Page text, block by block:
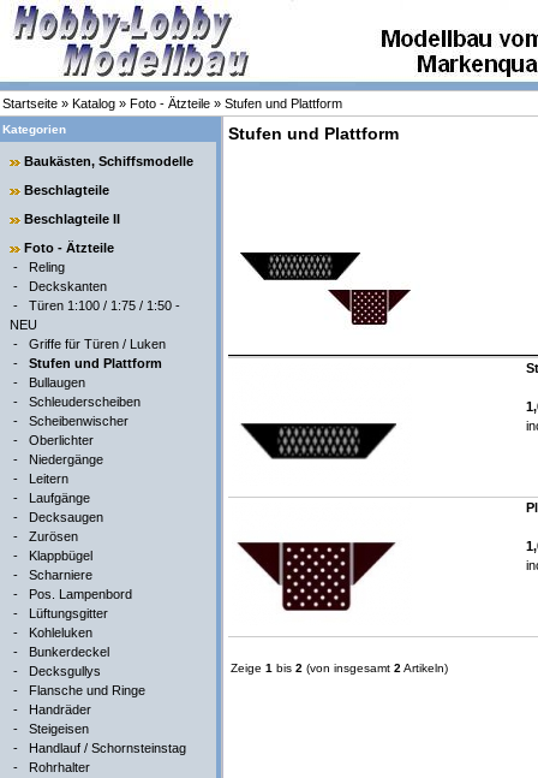
Startseite » Katalog » Foto - Ätzteile » Stufen und Plattform
Kategorien
Baukästen, Schiffsmodelle
Beschlagteile
Beschlagteile II
Foto - Ätzteile
- Reling
- Deckskanten
- Türen 1:100 / 1:75 / 1:50 -
NEU
- Griffe für Türen / Luken
- Stufen und Plattform
- Bullaugen
- Schleuderscheiben
- Scheibenwischer
- Oberlichter
- Niedergänge
- Leitern
- Laufgänge
- Decksaugen
- Zurösen
- Klappbügel
- Scharniere
- Pos. Lampenbord
- Lüftungsgitter
- Kohleluken
- Bunkerdeckel
- Decksgullys
- Flansche und Ringe
- Handräder
- Steigeisen
- Handlauf / Schornsteinstag
- Rohrhalter
Stufen und Plattform
Zeige 1 bis 2 (von insgesamt 2 Artikeln)